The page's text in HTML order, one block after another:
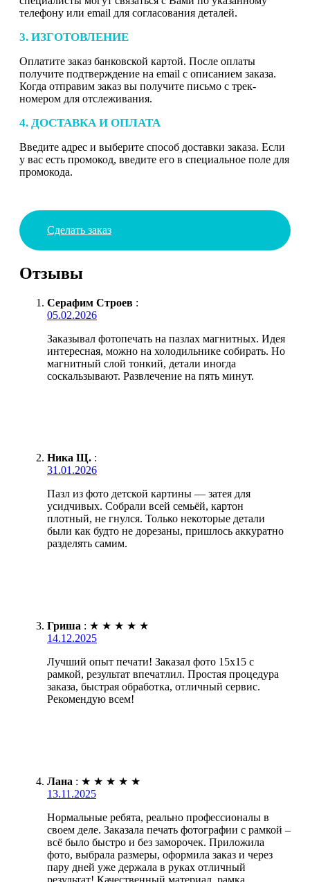
телефону или email для согласования деталей.
3. ИЗГОТОВЛЕНИЕ
Оплатите заказ банковской картой. После оплаты
получите подтверждение на email с описанием заказа.
Когда отправим заказ вы получите письмо с трек-
номером для отслеживания.
4. ДОСТАВКА И ОПЛАТА
Введите адрес и выберите способ доставки заказа. Если
у вас есть промокод, введите его в специальное поле для
промокода.
Сделать заказ
Отзывы
Серафим Строев :
05.02.2026
Заказывал фотопечать на пазлах магнитных. Идея
интересная, можно на холодильнике собирать. Но
магнитный слой тонкий, детали иногда
соскальзывают. Развлечение на пять минут.
Ника Щ. :
31.01.2026
Пазл из фото детской картины — затея для
усидчивых. Собрали всей семьёй, картон
плотный, не гнулся. Только некоторые детали
были как будто не дорезаны, пришлось аккуратно
разделять самим.
Гриша : ★ ★ ★ ★ ★
14.12.2025
Лучший опыт печати! Заказал фото 15х15 с
рамкой, результат впечатлил. Простая процедура
заказа, быстрая обработка, отличный сервис.
Рекомендую всем!
Лана : ★ ★ ★ ★ ★
13.11.2025
Нормальные ребята, реально профессионалы в
своем деле. Заказала печать фотографии с рамкой –
всё было быстро и без заморочек. Приложила
фото, выбрала размеры, оформила заказ и через
пару дней уже держала в руках отличный
результат! Качественный материал, рамка